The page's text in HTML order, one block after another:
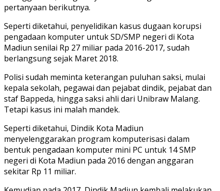
pertanyaan berikutnya.
Seperti diketahui, penyelidikan kasus dugaan korupsi
pengadaan komputer untuk SD/SMP negeri di Kota
Madiun senilai Rp 27 miliar pada 2016-2017, sudah
berlangsung sejak Maret 2018.
Polisi sudah meminta keterangan puluhan saksi, mulai
kepala sekolah, pegawai dan pejabat dindik, pejabat dan
staf Bappeda, hingga saksi ahli dari Unibraw Malang.
Tetapi kasus ini malah mandek.
Seperti diketahui, Dindik Kota Madiun
menyelenggarakan program komputerisasi dalam
bentuk pengadaan komputer mini PC untuk 14 SMP
negeri di Kota Madiun pada 2016 dengan anggaran
sekitar Rp 11 miliar.